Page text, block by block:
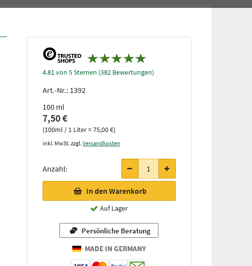
4.81 von 5 Sternen (382 Bewertungen)
Art.-Nr.: 1392
100 ml
7,50 €
(100ml / 1 Liter = 75,00 €)
inkl. MwSt. zzgl. Versandkosten
Anzahl:
In den Warenkorb
Auf Lager
Persönliche Beratung